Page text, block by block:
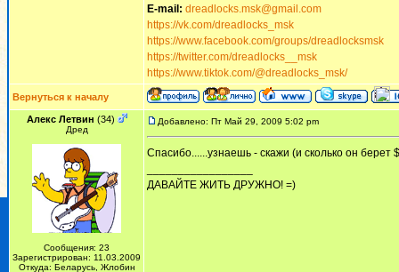
E-mail: dreadlocks.msk@gmail.com
https://vk.com/dreadlocks_msk
https://www.facebook.com/groups/dreadlocksmsk
https://twitter.com/dreadlocks__msk
https://www.tiktok.com/@dreadlocks_msk/
Вернуться к началу
Алекс Летвин (34)
Дред
Сообщения: 23
Зарегистрирован: 11.03.2009
Откуда: Беларусь, Жлобин
Добавлено: Пт Май 29, 2009 5:02 pm
Спасибо......узнаешь - скажи (и сколько он берет
ДАВАЙТЕ ЖИТЬ ДРУЖНО! =)